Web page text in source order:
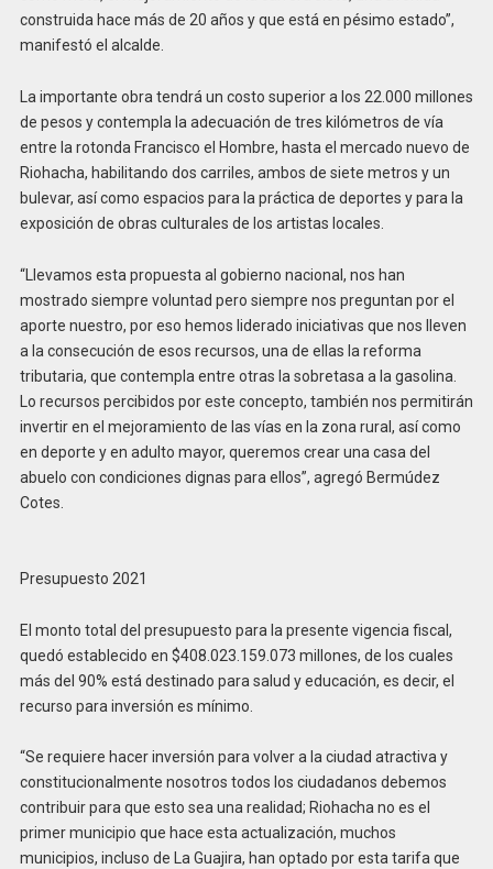
construida hace más de 20 años y que está en pésimo estado”,
manifestó el alcalde.
La importante obra tendrá un costo superior a los 22.000 millones
de pesos y contempla la adecuación de tres kilómetros de vía
entre la rotonda Francisco el Hombre, hasta el mercado nuevo de
Riohacha, habilitando dos carriles, ambos de siete metros y un
bulevar, así como espacios para la práctica de deportes y para la
exposición de obras culturales de los artistas locales.
“Llevamos esta propuesta al gobierno nacional, nos han
mostrado siempre voluntad pero siempre nos preguntan por el
aporte nuestro, por eso hemos liderado iniciativas que nos lleven
a la consecución de esos recursos, una de ellas la reforma
tributaria, que contempla entre otras la sobretasa a la gasolina.
Lo recursos percibidos por este concepto, también nos permitirán
invertir en el mejoramiento de las vías en la zona rural, así como
en deporte y en adulto mayor, queremos crear una casa del
abuelo con condiciones dignas para ellos”, agregó Bermúdez
Cotes.
Presupuesto 2021
El monto total del presupuesto para la presente vigencia fiscal,
quedó establecido en $408.023.159.073 millones, de los cuales
más del 90% está destinado para salud y educación, es decir, el
recurso para inversión es mínimo.
“Se requiere hacer inversión para volver a la ciudad atractiva y
constitucionalmente nosotros todos los ciudadanos debemos
contribuir para que esto sea una realidad; Riohacha no es el
primer municipio que hace esta actualización, muchos
municipios, incluso de La Guajira, han optado por esta tarifa que